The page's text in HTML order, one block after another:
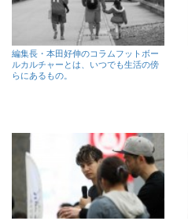
編集長・本田好伸のコラムフットボー
ルカルチャーとは、いつでも生活の傍
らにあるもの。